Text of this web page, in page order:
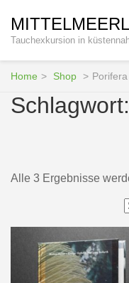
Inhalt
springen
(Enter
drücken)
Tauchexkursion in
Home > Shop > Porifera
Schlagwort:
Alle 3 Ergebnisse